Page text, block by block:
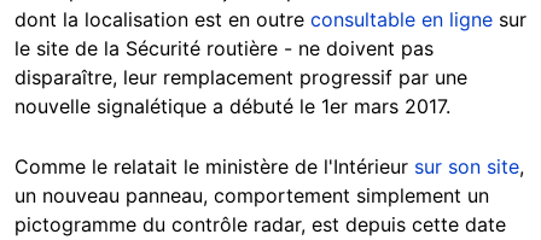
dont la localisation est en outre consultable en ligne sur
le site de la Sécurité routière - ne doivent pas
disparaître, leur remplacement progressif par une
nouvelle signalétique a débuté le 1er mars 2017.
Comme le relatait le ministère de l'Intérieur sur son site,
un nouveau panneau, comportement simplement un
pictogramme du contrôle radar, est depuis cette date